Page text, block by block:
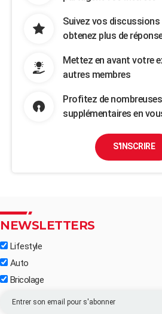
Suivez vos
obtenez plus de
Mettez en avant votre
autres membres
Profitez de
supplémentaires en
S'INSCRIRE
NEWSLETTERS
Lifestyle
Auto
Bricolage